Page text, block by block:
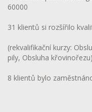
60000
31 klientů si rozšířilo
(rekvalifikační kurzy:
pily, Obsluha křovinořezu)
8 klientů bylo